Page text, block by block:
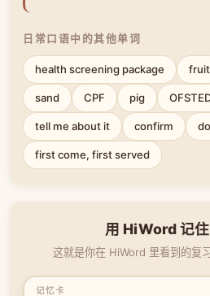
日常口语中的其他单词
health screening package fruit
sand CPF pig
tell me about it confirm
first come, first served
用 HiWord 记住
这就是你在 HiWord 里看到的